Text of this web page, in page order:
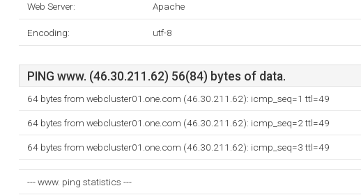
Web Server: Apache
Encoding: utf-8
PING www. (46.30.211.62) 56(84) bytes of data.
64 bytes from webcluster01.one.com (46.30.211.62): icmp_seq=1 ttl=49
64 bytes from webcluster01.one.com (46.30.211.62): icmp_seq=2 ttl=49
64 bytes from webcluster01.one.com (46.30.211.62): icmp_seq=3 ttl=49
--- www. ping statistics ---